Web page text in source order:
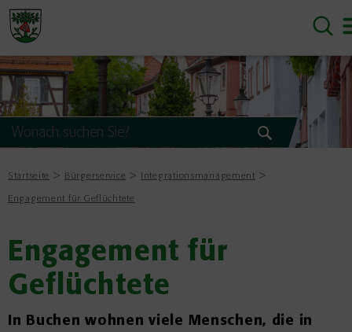
Startseite Bürgerservice Integrationsmanagement
Engagement für Geflüchtete
Engagement für
Geflüchtete
In Buchen wohnen viele Menschen, die in